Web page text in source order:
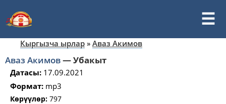
Кыргызча ырлар » Аваз Акимов
Аваз Акимов—Убакыт
Датасы: 17.09.2021
Формат: mp3
Көрүүлөр: 797